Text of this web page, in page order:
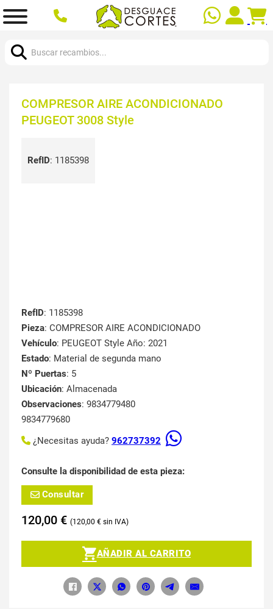
COMPRESOR AIRE ACONDICIONADO
PEUGEOT 3008 Style
RefID: 1185398
RefID: 1185398
Pieza: COMPRESOR AIRE ACONDICIONADO
Vehículo: PEUGEOT Style Año: 2021
Estado: Material de segunda mano
Nº Puertas: 5
Ubicación: Almacenada
Observaciones: 9834779480
9834779680
¿Necesitas ayuda? 962737392
Consulte la disponibilidad de esta pieza:
Consultar
120,00 € 120,00 €
AÑADIR AL CARRITO